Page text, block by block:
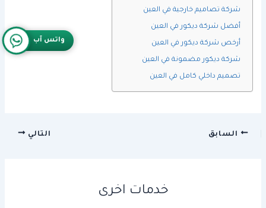
شركة تصاميم خارجية في العين
أفضل شركة ديكور في العين
أرخص شركة ديكور في العين
شركة ديكور مضمونة في العين
تصميم داخلي كامل في العين
السابق التالي
خدمات اخرى
واتس آب